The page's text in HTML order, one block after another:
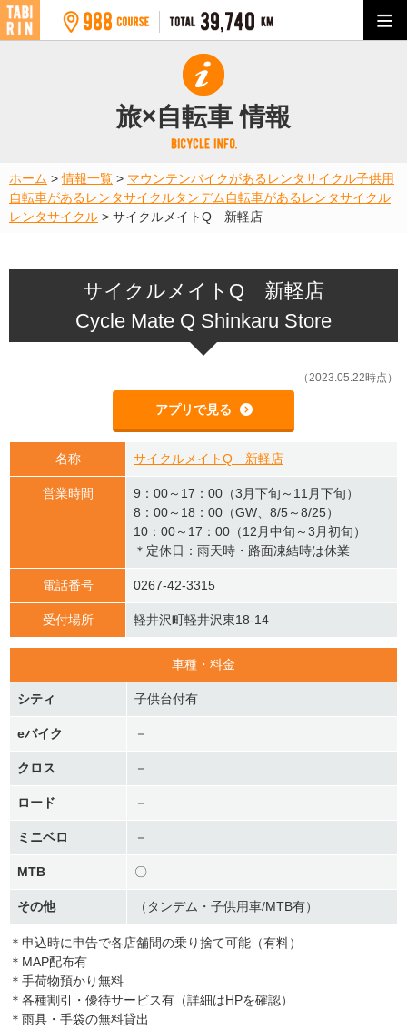
旅×自転車 情報
ホーム >情報一覧 > マウンテンバイクがあるレンタサイクル子供用
自転車があるレンタサイクルタンデム自転車があるレンタサイクル
レンタサイクル > サイクルメイトQ 新軽店
サイクルメイトQ 新軽店
Cycle Mate Q Shinkaru Store
（2023.05.22時点）
アプリで見る
名称 サイクルメイトQ 新軽店
営業時間
9：00～17：00（3月下旬～11月下旬）
8：00～18：00（GW、8/5～8/25）
10：00～17：00（12月中旬～3月初旬）
＊定休日：雨天時・路面凍結時は休業
電話番号 0267-42-3315
受付場所 軽井沢町軽井沢東18-14
車種・料金
シティ 子供台付有
eバイク －
クロス －
ロード －
ミニベロ －
MTB 〇
その他 （タンデム・子供用車/MTB有）
＊申込時に申告で各店舗間の乗り捨て可能（有料）
＊MAP配布有
＊手荷物預かり無料
＊各種割引・優待サービス有（詳細はHPを確認）
＊雨具・手袋の無料貸出